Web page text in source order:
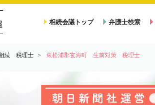
相続会議トップ 弁護士検索
続 税理士 東松浦郡玄海町 生前対策 税理士